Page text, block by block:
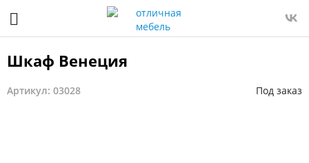
Шкаф Венеция
Артикул: 03028 Под заказ